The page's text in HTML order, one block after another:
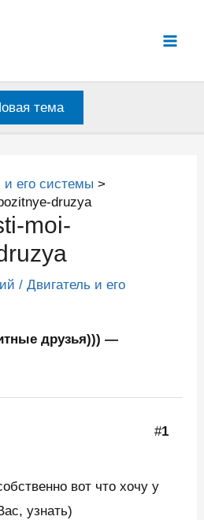
тема
и его системы
druzya
moi-
/Двигатель и его
друзья))) —
#1
вот что хочу у
узнать)